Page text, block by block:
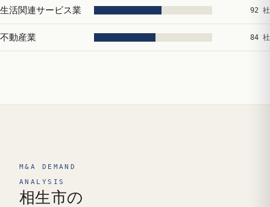
生活関連サービス業 92 社
不動産業 84 社
M&A DEMAND
ANALYSIS
相生市の